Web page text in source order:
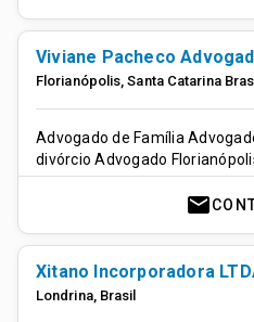
Viviane Pacheco
Florianópolis,Santa Catarina
Advogado de Família
divórcio Advogado
mail
Xitano Incorporadora
Londrina, Brasil